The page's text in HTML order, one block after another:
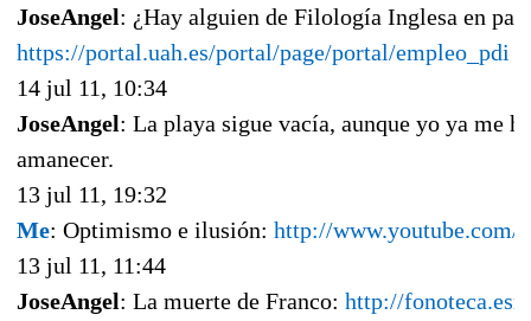
JoseAngel: ¿Hay alguien de Filología Inglesa en
https://portal.uah.es/portal/page/portal/empleo_pdi
14 jul 11, 10:34
JoseAngel: La playa sigue vacía, aunque yo ya me
amanecer.
13 jul 11, 19:32
Me: Optimismo e ilusión: http://www.youtube.com/
13 jul 11, 11:44
JoseAngel: La muerte de Franco: http://